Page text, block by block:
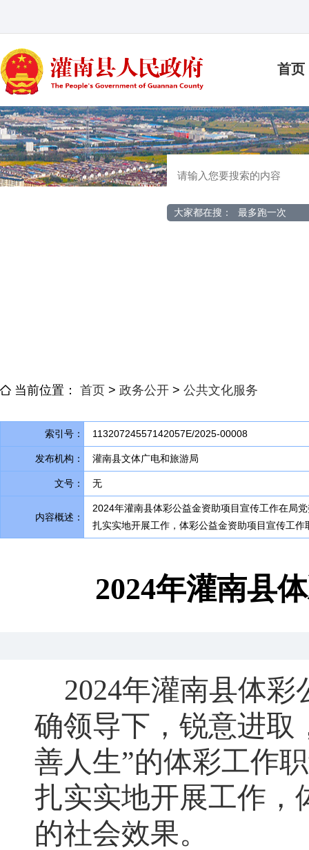
首页
大家都在搜： 最多跑一次
当前位置： 首页 > 政务公开 > 公共文化服务
索引号： 11320724557142057E/2025-00008
发布机构： 灌南县文体广电和旅游局
文号： 无
内容概述：
2024年灌南县体彩公益金资助项目宣传工作在局
扎实实地开展工作， 体彩公益金资助项目宣传工
2024年灌南县
2024年灌南县体彩
确领导下 ， 锐意进取
善人生”的体彩工作
扎实实地开展工作 ，
的社会效果。